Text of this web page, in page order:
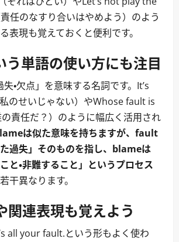
任のなすり合いはやめよう）のよう
表現も覚えておくと便利です。
単語の使い方にも注目
・欠点」を意味する名詞です。It’s
のせいじゃない）やWhose fault is
責任だ？）のように幅広く活用され
は似た意味を持ちますが、fault
過失」そのものを指し、blameは
と・非難すること」というプロセス
干異なります。
連表現も覚えよう
all your fault.という形もよく使わ